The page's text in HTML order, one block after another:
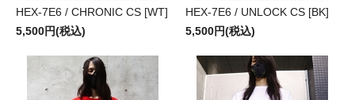
HEX-7E6 / CHRONIC CS [WT]
5,500円(税込)
HEX-7E6 / UNLOCK CS [BK]
5,500円(税込)